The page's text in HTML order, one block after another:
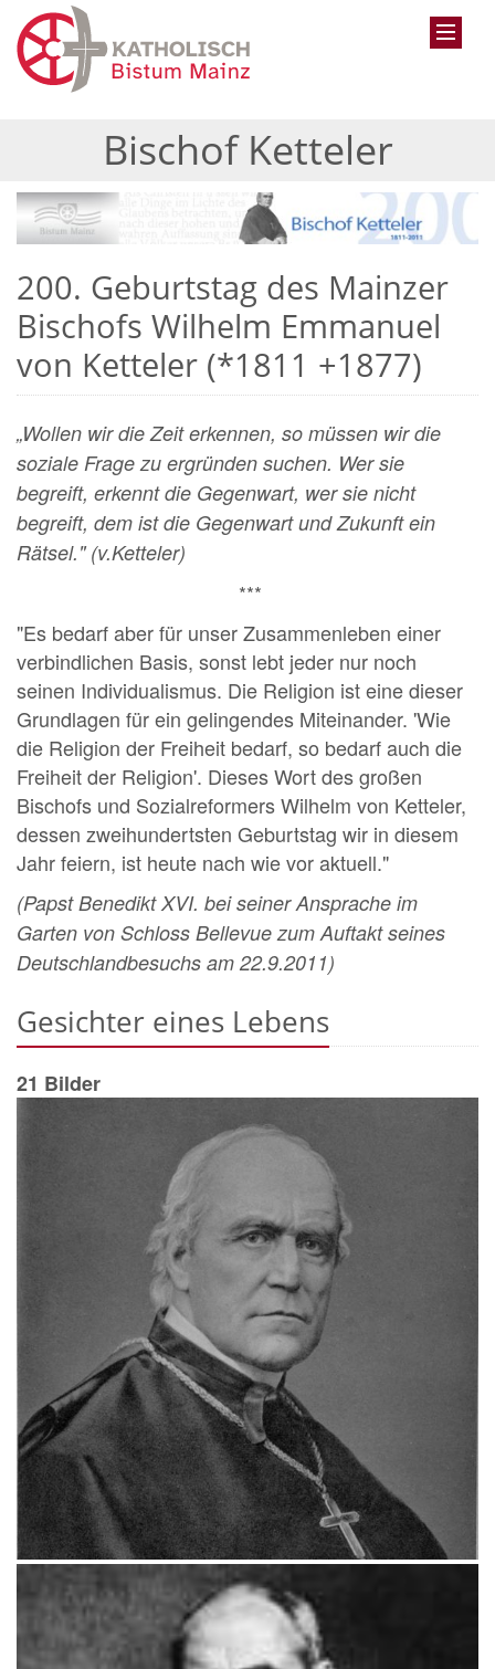
Bischof Ketteler
200. Geburtstag des Mainzer
Bischofs Wilhelm Emmanuel
von Ketteler (*1811 +1877)
„Wollen wir die Zeit erkennen, so müssen wir die
soziale Frage zu ergründen suchen. Wer sie
begreift, erkennt die Gegenwart, wer sie nicht
begreift, dem ist die Gegenwart und Zukunft ein
Rätsel." (v.Ketteler)
***
"Es bedarf aber für unser Zusammenleben einer
verbindlichen Basis, sonst lebt jeder nur noch
seinen Individualismus. Die Religion ist eine dieser
Grundlagen für ein gelingendes Miteinander. 'Wie
die Religion der Freiheit bedarf, so bedarf auch die
Freiheit der Religion'. Dieses Wort des großen
Bischofs und Sozialreformers Wilhelm von Ketteler,
dessen zweihundertsten Geburtstag wir in diesem
Jahr feiern, ist heute nach wie vor aktuell."
(Papst Benedikt XVI. bei seiner Ansprache im
Garten von Schloss Bellevue zum Auftakt seines
Deutschlandbesuchs am 22.9.2011)
Gesichter eines Lebens
21 Bilder